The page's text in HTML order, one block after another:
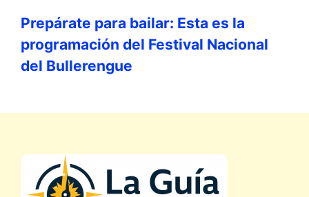
Prepárate para bailar: Esta es la
programación del Festival Nacional
del Bullerengue